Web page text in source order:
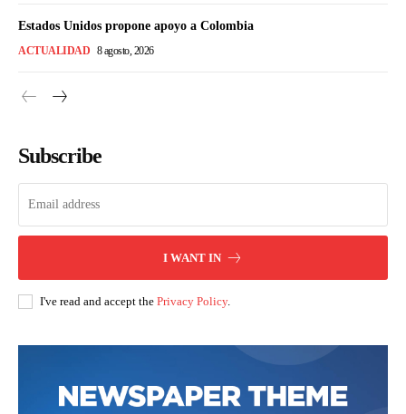
Estados Unidos propone apoyo a Colombia
ACTUALIDAD 8 agosto, 2026
Subscribe
I WANT IN
I've read and accept the Privacy Policy.